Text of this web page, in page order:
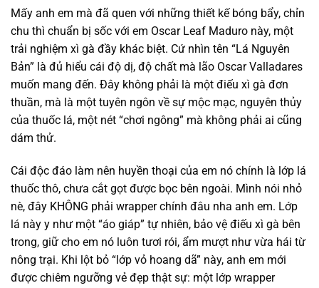
Mấy anh em mà đã quen với những thiết kế bóng bẩy, chỉn
chu thì chuẩn bị sốc với em Oscar Leaf Maduro này, một
trải nghiệm xì gà đầy khác biệt. Cứ nhìn tên “Lá Nguyên
Bản” là đủ hiểu cái độ dị, độ chất mà lão Oscar Valladares
muốn mang đến. Đây không phải là một điếu xì gà đơn
thuần, mà là một tuyên ngôn về sự mộc mạc, nguyên thủy
của thuốc lá, một nét “chơi ngông” mà không phải ai cũng
dám thử.
Cái độc đáo làm nên huyền thoại của em nó chính là lớp lá
thuốc thô, chưa cắt gọt được bọc bên ngoài. Mình nói nhỏ
nè, đây KHÔNG phải wrapper chính đâu nha anh em. Lớp
lá này y như một “áo giáp” tự nhiên, bảo vệ điếu xì gà bên
trong, giữ cho em nó luôn tươi rói, ẩm mượt như vừa hái từ
nông trại. Khi lột bỏ “lớp vỏ hoang dã” này, anh em mới
được chiêm ngưỡng vẻ đẹp thật sự: một lớp wrapper